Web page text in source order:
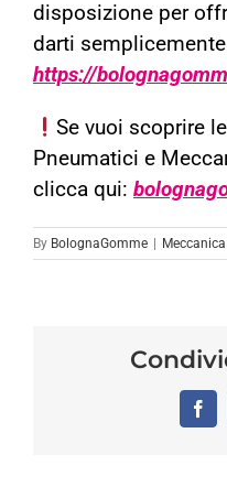
disposizione per
darti
https://
Se vuoi scoprire
Pneumatici e
clicca qui:
By BolognaGomme Meccanica